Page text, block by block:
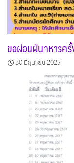
ขอผ่อนผันทหารค
30 มิถุนายน 2025